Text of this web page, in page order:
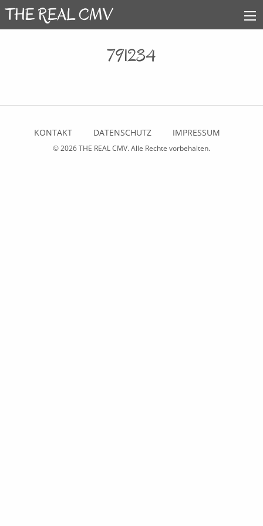
791234
KONTAKT DATENSCHUTZ IMPRESSUM
© 2026THE REAL CMV. Alle Rechte vorbehalten.